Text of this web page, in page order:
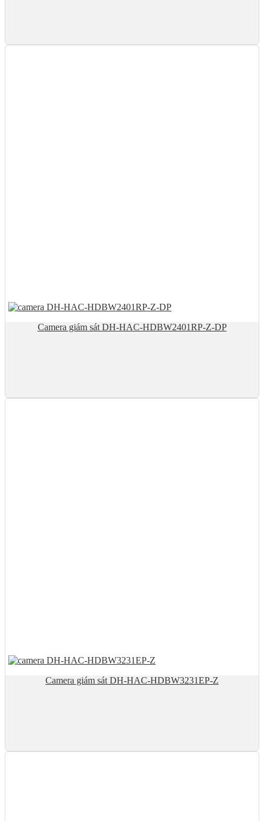
Camera giám sát DH-HAC-HDBW2401RP-Z-DP
Camera giám sát DH-HAC-HDBW3231EP-Z